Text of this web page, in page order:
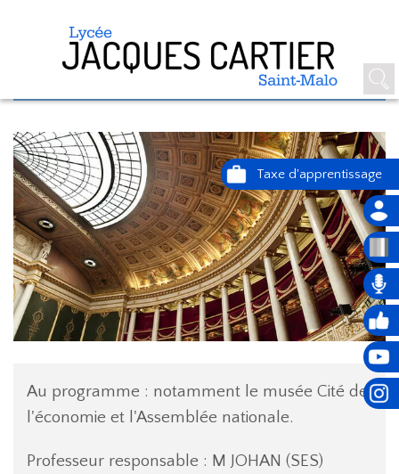
VOYAGE À PARIS (SPÉCIALITÉ
SES)
Au programme : notamment le musée Cité de
l'économie et l'Assemblée nationale.
Professeur responsable : M JOHAN (SES)